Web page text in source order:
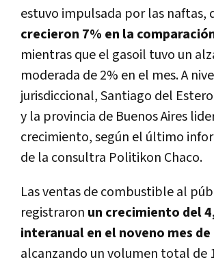
estuvo impulsada por las naftas,
crecieron 7% en la
mientras que el gasoil tuvo un
moderada de 2% en el mes. A
jurisdiccional, Santiago del
y la provincia de Buenos Aires
crecimiento, según el último
de la consultra Politikon Chaco.
Las ventas de combustible al
registraron un crecimiento del
interanual en el noveno mes de
alcanzando un volumen total de